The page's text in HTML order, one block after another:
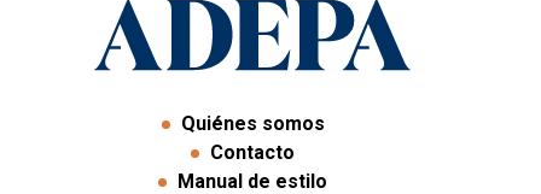
Quiénes somos
Contacto
Manual de estilo